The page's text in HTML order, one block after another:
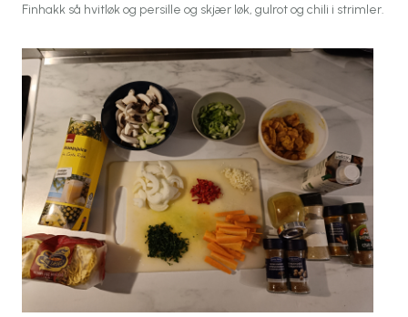
Finhakk så hvitløk og persille og skjær løk, gulrot og chili i strimler.